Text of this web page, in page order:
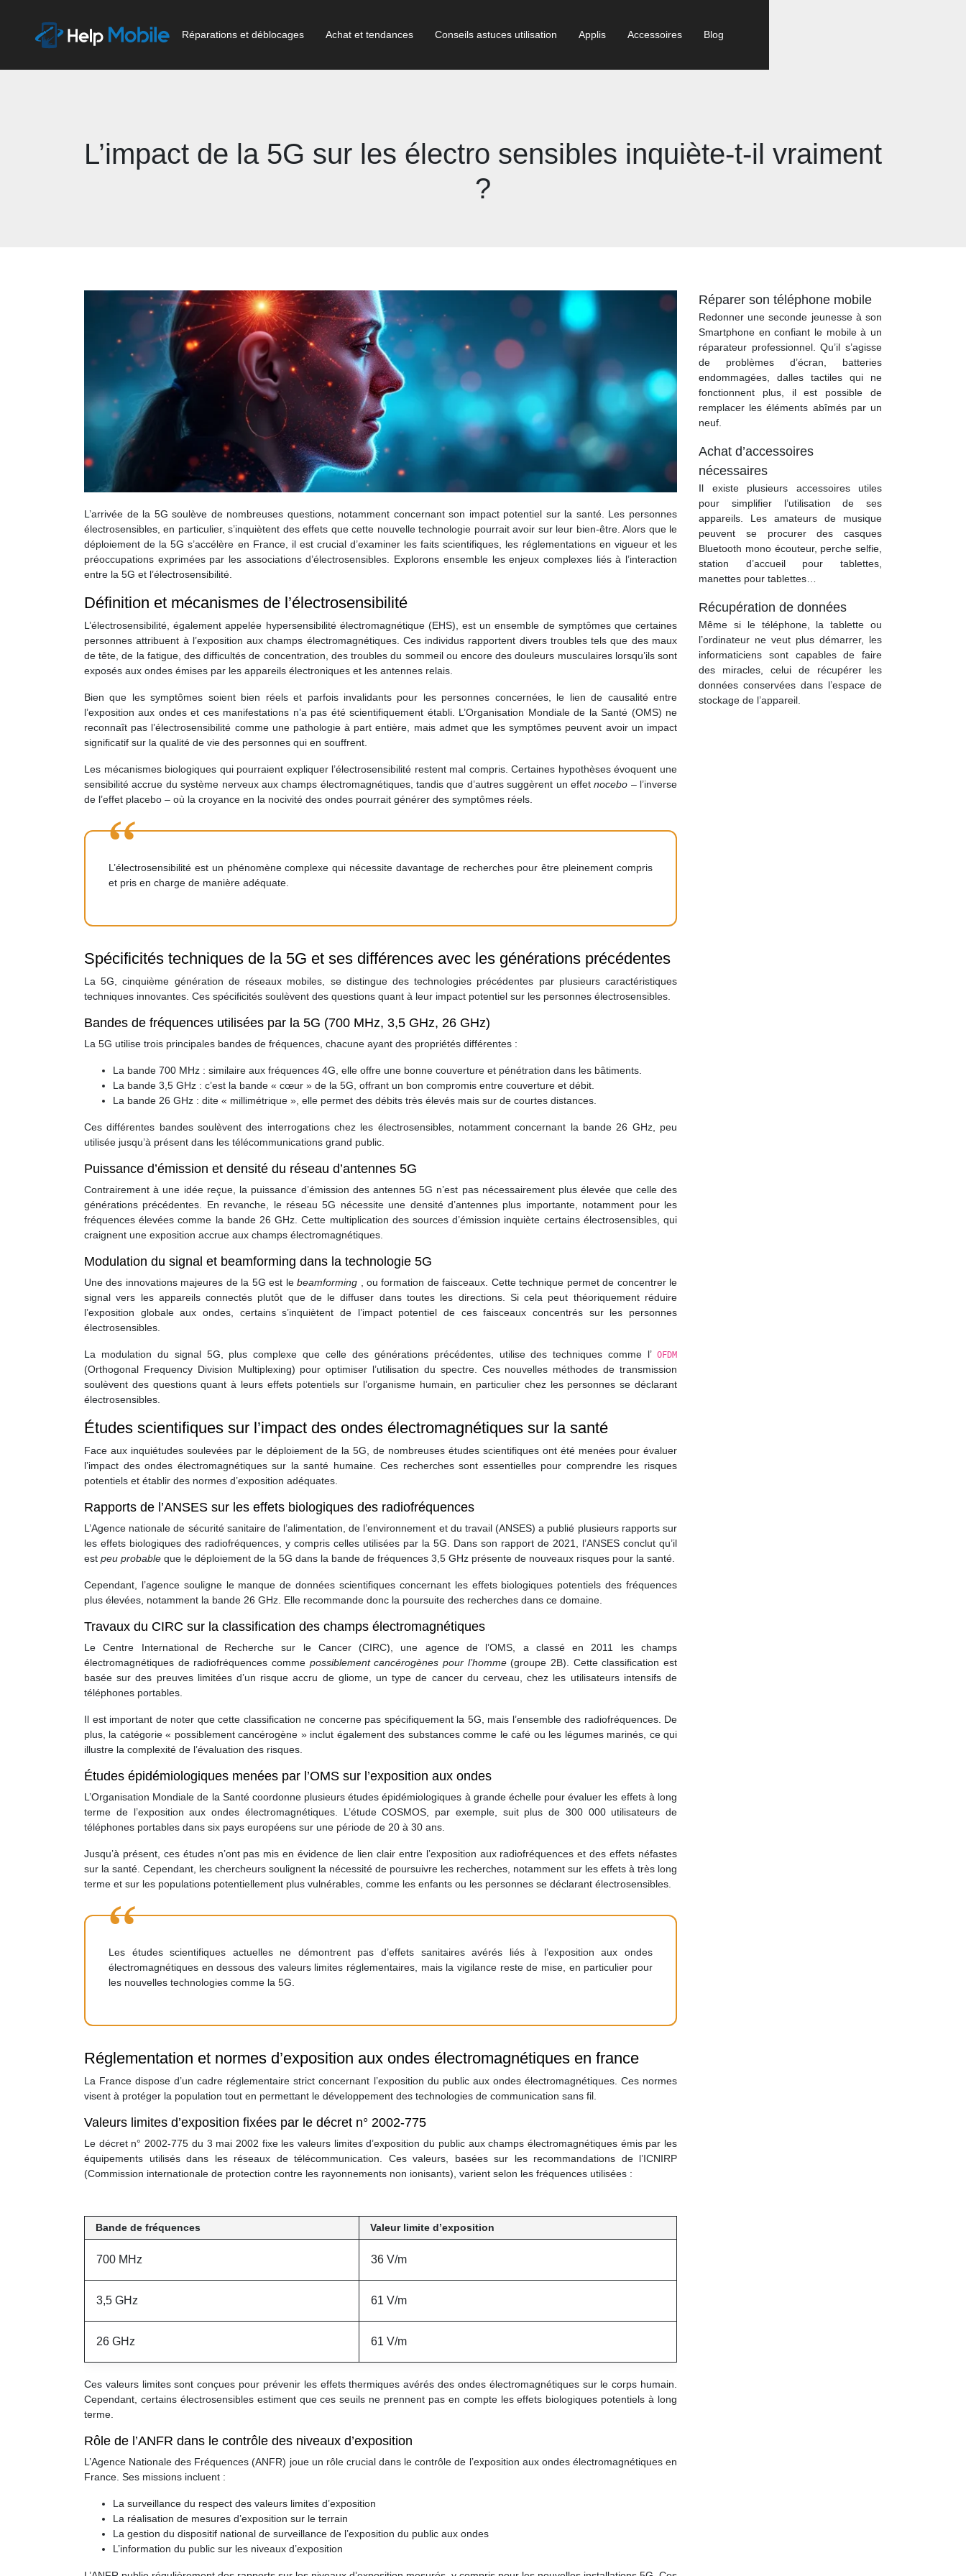
Réparations et déblocages Achat et tendances Conseils astuces utilisation Applis Accessoires Blog
L’impact de la 5G sur les électro sensibles inquiète-t-il vraiment
?
L’arrivée de la 5G soulève de nombreuses questions, notamment concernant son impact potentiel sur la santé. Les personnes
électrosensibles, en particulier, s’inquiètent des effets que cette nouvelle technologie pourrait avoir sur leur bien-être. Alors que le
déploiement de la 5G s’accélère en France, il est crucial d’examiner les faits scientifiques, les réglementations en vigueur et les
préoccupations exprimées par les associations d’électrosensibles. Explorons ensemble les enjeux complexes liés à l’interaction
entre la 5G et l’électrosensibilité.
Définition et mécanismes de l’électrosensibilité
L’électrosensibilité, également appelée hypersensibilité électromagnétique (EHS), est un ensemble de symptômes que certaines
personnes attribuent à l’exposition aux champs électromagnétiques. Ces individus rapportent divers troubles tels que des maux
de tête, de la fatigue, des difficultés de concentration, des troubles du sommeil ou encore des douleurs musculaires lorsqu’ils sont
exposés aux ondes émises par les appareils électroniques et les antennes relais.
Bien que les symptômes soient bien réels et parfois invalidants pour les personnes concernées, le lien de causalité entre
l’exposition aux ondes et ces manifestations n’a pas été scientifiquement établi. L’Organisation Mondiale de la Santé (OMS) ne
reconnaît pas l’électrosensibilité comme une pathologie à part entière, mais admet que les symptômes peuvent avoir un impact
significatif sur la qualité de vie des personnes qui en souffrent.
Les mécanismes biologiques qui pourraient expliquer l’électrosensibilité restent mal compris. Certaines hypothèses évoquent une
sensibilité accrue du système nerveux aux champs électromagnétiques, tandis que d’autres suggèrent un effetnocebo – l’inverse
de l’effet placebo – où la croyance en la nocivité des ondes pourrait générer des symptômes réels.
L’électrosensibilité est un phénomène complexe qui nécessite davantage de recherches pour être pleinement compris
et pris en charge de manière adéquate.
Spécificités techniques de la 5G et ses différences avec les générations précédentes
La 5G, cinquième génération de réseaux mobiles, se distingue des technologies précédentes par plusieurs caractéristiques
techniques innovantes. Ces spécificités soulèvent des questions quant à leur impact potentiel sur les personnes électrosensibles.
Bandes de fréquences utilisées par la 5G (700 MHz, 3,5 GHz, 26 GHz)
La 5G utilise trois principales bandes de fréquences, chacune ayant des propriétés différentes :
La bande 700 MHz : similaire aux fréquences 4G, elle offre une bonne couverture et pénétration dans les bâtiments.
La bande 3,5 GHz : c’est la bande « cœur » de la 5G, offrant un bon compromis entre couverture et débit.
La bande 26 GHz : dite « millimétrique », elle permet des débits très élevés mais sur de courtes distances.
Ces différentes bandes soulèvent des interrogations chez les électrosensibles, notamment concernant la bande 26 GHz, peu
utilisée jusqu’à présent dans les télécommunications grand public.
Puissance d’émission et densité du réseau d’antennes 5G
Contrairement à une idée reçue, la puissance d’émission des antennes 5G n’est pas nécessairement plus élevée que celle des
générations précédentes. En revanche, le réseau 5G nécessite une densité d’antennes plus importante, notamment pour les
fréquences élevées comme la bande 26 GHz. Cette multiplication des sources d’émission inquiète certains électrosensibles, qui
craignent une exposition accrue aux champs électromagnétiques.
Modulation du signal et beamforming dans la technologie 5G
Une des innovations majeures de la 5G est lebeamforming , ou formation de faisceaux. Cette technique permet de concentrer le
signal vers les appareils connectés plutôt que de le diffuser dans toutes les directions. Si cela peut théoriquement réduire
l’exposition globale aux ondes, certains s’inquiètent de l’impact potentiel de ces faisceaux concentrés sur les personnes
électrosensibles.
La modulation du signal 5G, plus complexe que celle des générations précédentes, utilise des techniques comme l’ OFDM
(Orthogonal Frequency Division Multiplexing) pour optimiser l’utilisation du spectre. Ces nouvelles méthodes de transmission
soulèvent des questions quant à leurs effets potentiels sur l’organisme humain, en particulier chez les personnes se déclarant
électrosensibles.
Études scientifiques sur l’impact des ondes électromagnétiques sur la santé
Face aux inquiétudes soulevées par le déploiement de la 5G, de nombreuses études scientifiques ont été menées pour évaluer
l’impact des ondes électromagnétiques sur la santé humaine. Ces recherches sont essentielles pour comprendre les risques
potentiels et établir des normes d’exposition adéquates.
Rapports de l’ANSES sur les effets biologiques des radiofréquences
L’Agence nationale de sécurité sanitaire de l’alimentation, de l’environnement et du travail (ANSES) a publié plusieurs rapports sur
les effets biologiques des radiofréquences, y compris celles utilisées par la 5G. Dans son rapport de 2021, l’ANSES conclut qu’il
est peu probable que le déploiement de la 5G dans la bande de fréquences 3,5 GHz présente de nouveaux risques pour la santé.
Cependant, l’agence souligne le manque de données scientifiques concernant les effets biologiques potentiels des fréquences
plus élevées, notamment la bande 26 GHz. Elle recommande donc la poursuite des recherches dans ce domaine.
Travaux du CIRC sur la classification des champs électromagnétiques
Le Centre International de Recherche sur le Cancer (CIRC), une agence de l’OMS, a classé en 2011 les champs
électromagnétiques de radiofréquences comme possiblement cancérogènes pour l’homme(groupe 2B). Cette classification est
basée sur des preuves limitées d’un risque accru de gliome, un type de cancer du cerveau, chez les utilisateurs intensifs de
téléphones portables.
Il est important de noter que cette classification ne concerne pas spécifiquement la 5G, mais l’ensemble des radiofréquences. De
plus, la catégorie « possiblement cancérogène » inclut également des substances comme le café ou les légumes marinés, ce qui
illustre la complexité de l’évaluation des risques.
Études épidémiologiques menées par l’OMS sur l’exposition aux ondes
L’Organisation Mondiale de la Santé coordonne plusieurs études épidémiologiques à grande échelle pour évaluer les effets à long
terme de l’exposition aux ondes électromagnétiques. L’étude COSMOS, par exemple, suit plus de 300 000 utilisateurs de
téléphones portables dans six pays européens sur une période de 20 à 30 ans.
Jusqu’à présent, ces études n’ont pas mis en évidence de lien clair entre l’exposition aux radiofréquences et des effets néfastes
sur la santé. Cependant, les chercheurs soulignent la nécessité de poursuivre les recherches, notamment sur les effets à très long
terme et sur les populations potentiellement plus vulnérables, comme les enfants ou les personnes se déclarant électrosensibles.
Les études scientifiques actuelles ne démontrent pas d’effets sanitaires avérés liés à l’exposition aux ondes
électromagnétiques en dessous des valeurs limites réglementaires, mais la vigilance reste de mise, en particulier pour
les nouvelles technologies comme la 5G.
Réglementation et normes d’exposition aux ondes électromagnétiques en france
La France dispose d’un cadre réglementaire strict concernant l’exposition du public aux ondes électromagnétiques. Ces normes
visent à protéger la population tout en permettant le développement des technologies de communication sans fil.
Valeurs limites d’exposition fixées par le décret n° 2002-775
Le décret n° 2002-775 du 3 mai 2002 fixe les valeurs limites d’exposition du public aux champs électromagnétiques émis par les
équipements utilisés dans les réseaux de télécommunication. Ces valeurs, basées sur les recommandations de l’ICNIRP
(Commission internationale de protection contre les rayonnements non ionisants), varient selon les fréquences utilisées :
Bande de fréquences Valeur limite d’exposition
700 MHz 36 V/m
3,5 GHz 61 V/m
26 GHz 61 V/m
Ces valeurs limites sont conçues pour prévenir les effets thermiques avérés des ondes électromagnétiques sur le corps humain.
Cependant, certains électrosensibles estiment que ces seuils ne prennent pas en compte les effets biologiques potentiels à long
terme.
Rôle de l’ANFR dans le contrôle des niveaux d’exposition
L’Agence Nationale des Fréquences (ANFR) joue un rôle crucial dans le contrôle de l’exposition aux ondes électromagnétiques en
France. Ses missions incluent :
La surveillance du respect des valeurs limites d’exposition
La réalisation de mesures d’exposition sur le terrain
La gestion du dispositif national de surveillance de l’exposition du public aux ondes
L’information du public sur les niveaux d’exposition
Réparer son téléphone mobile
Redonner une seconde jeunesse à son
Smartphone en confiant le mobile à un
réparateur professionnel. Qu’il s’agisse
de problèmes d’écran, batteries
endommagées, dalles tactiles qui ne
fonctionnent plus, il est possible de
remplacer les éléments abîmés par un
neuf.
Achat d’accessoires
nécessaires
Il existe plusieurs accessoires utiles
pour simplifier l’utilisation de ses
appareils. Les amateurs de musique
peuvent se procurer des casques
Bluetooth mono écouteur, perche selfie,
station d’accueil pour tablettes,
manettes pour tablettes…
Récupération de données
Même si le téléphone, la tablette ou
l’ordinateur ne veut plus démarrer, les
informaticiens sont capables de faire
des miracles, celui de récupérer les
données conservées dans l’espace de
stockage de l’appareil.